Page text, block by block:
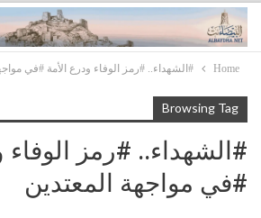
Home #الشهداء.. #رمز الوفاء ودرع الأمة #في
Browsing Tag
#الشهداء.. #رمز الوفاء
#في مواجهة المعتدين